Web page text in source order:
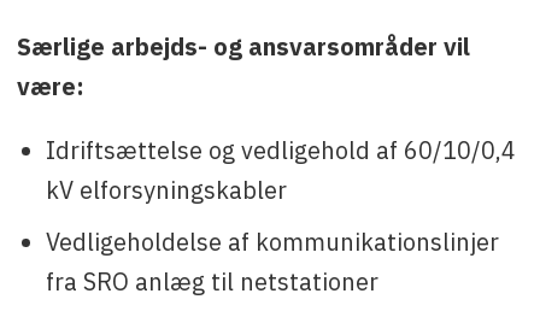
Særlige arbejds- og ansvarsområder vil
være:
Idriftsættelse og vedligehold af 60/10/0,4
kV elforsyningskabler
Vedligeholdelse af kommunikationslinjer
fra SRO anlæg til netstationer